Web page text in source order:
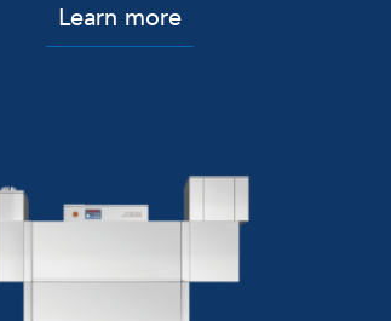
Learn more